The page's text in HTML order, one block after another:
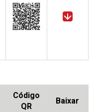
Código
QR
Baixar